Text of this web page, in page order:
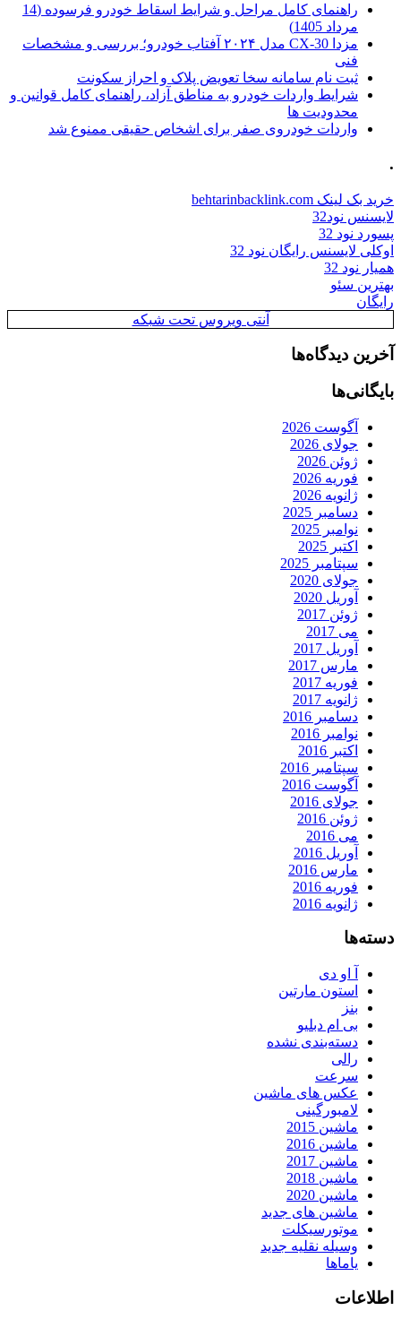
راهنمای کامل مراحل و شرایط اسقاط خودرو فرسوده (14
مرداد 1405)
مزدا CX-30 مدل ۲۰۲۴ آفتاب خودرو؛ بررسی و مشخصات
فنی
ثبت نام سامانه سخا تعویض پلاک و احراز سکونت
شرایط واردات خودرو به مناطق آزاد، راهنمای کامل قوانین و
محدودیت ها
واردات خودروی صفر برای اشخاص حقیقی ممنوع شد
.
خرید بک لینک behtarinbacklink.com
لایسنس نود32
پسورد نود 32
اوکلی لایسنس رایگان نود 32
همیار نود 32
بهترین سئو
رایگان
آنتی ویروس تحت شبکه
آخرین دیدگاه‌ها
بایگانی‌ها
آگوست 2026
جولای 2026
ژوئن 2026
فوریه 2026
ژانویه 2026
دسامبر 2025
نوامبر 2025
اکتبر 2025
سپتامبر 2025
جولای 2020
آوریل 2020
ژوئن 2017
می 2017
آوریل 2017
مارس 2017
فوریه 2017
ژانویه 2017
دسامبر 2016
نوامبر 2016
اکتبر 2016
سپتامبر 2016
آگوست 2016
جولای 2016
ژوئن 2016
می 2016
آوریل 2016
مارس 2016
فوریه 2016
ژانویه 2016
دسته‌ها
آ او دی
استون مارتین
بنز
بی ام دبلیو
دسته‌بندی نشده
رالی
سرعت
عکس های ماشین
لامبورگینی
ماشین 2015
ماشین 2016
ماشین 2017
ماشین 2018
ماشین 2020
ماشین های جدید
موتورسیکلت
وسیله نقلیه جدید
یاماها
اطلاعات